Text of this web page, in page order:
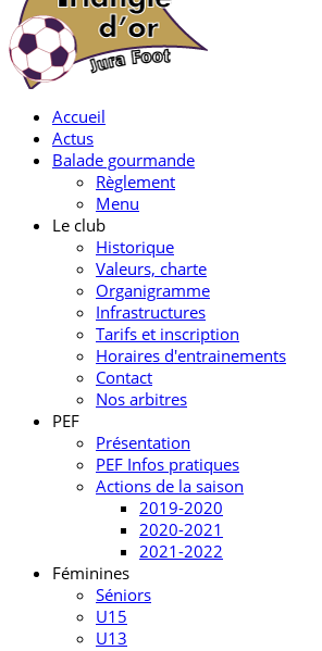
Accueil
Actus
Balade gourmande
Règlement
Menu
Le club
Historique
Valeurs, charte
Organigramme
Infrastructures
Tarifs et inscription
Horaires d'entrainements
Contact
Nos arbitres
PEF
Présentation
PEF Infos pratiques
Actions de la saison
2019-2020
2020-2021
2021-2022
Féminines
Séniors
U15
U13